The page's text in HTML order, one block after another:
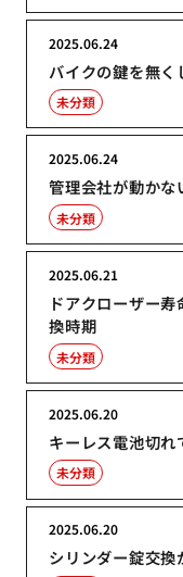
バイクの鍵を無
2025.06.24
未分類
管理会社が動かな
2025.06.24
未分類
ドアクローザー
換時期
2025.06.21
未分類
キーレス電池切
2025.06.20
未分類
シリンダー錠交換
2025.06.20